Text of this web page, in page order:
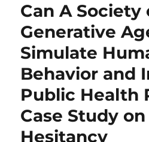
Can A Society
Generative
Simulate
Behavior and
Public Health
Case Study
Hesitancy